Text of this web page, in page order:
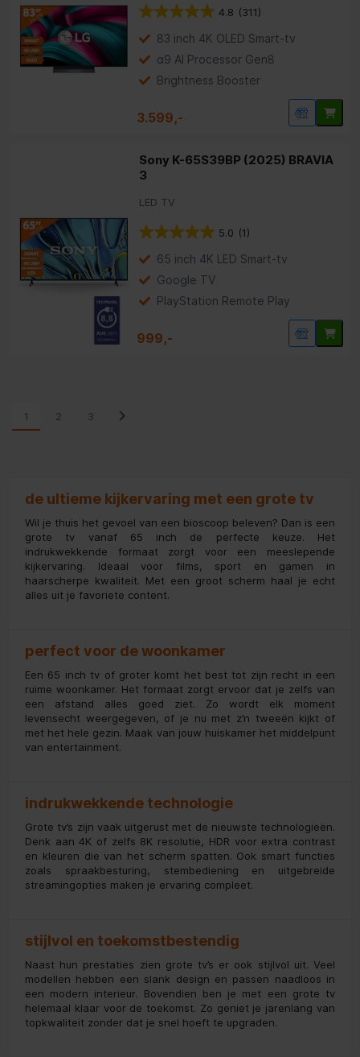
4.8 (311)
83 inch 4K OLED Smart-tv
α9 AI Processor Gen8
Brightness Booster
3.599,-
Sony K-65S39BP (2025) BRAVIA
3
LED TV
5.0 (1)
65 inch 4K LED Smart-tv
Google TV
PlayStation Remote Play
999,-
1 2 3
de ultieme kijkervaring met een grote tv
Wil je thuis het gevoel van een bioscoop beleven? Dan is een
grote tv vanaf 65 inch de perfecte keuze. Het
indrukwekkende formaat zorgt voor een meeslepende
kijkervaring. Ideaal voor films, sport en gamen in
haarscherpe kwaliteit. Met een groot scherm haal je echt
alles uit je favoriete content.
perfect voor de woonkamer
Een 65 inch tv of groter komt het best tot zijn recht in een
ruime woonkamer. Het formaat zorgt ervoor dat je zelfs van
een afstand alles goed ziet. Zo wordt elk moment
levensecht weergegeven, of je nu met z’n tweeën kijkt of
met het hele gezin. Maak van jouw huiskamer het middelpunt
van entertainment.
indrukwekkende technologie
Grote tv’s zijn vaak uitgerust met de nieuwste technologieën.
Denk aan 4K of zelfs 8K resolutie, HDR voor extra contrast
en kleuren die van het scherm spatten. Ook smart functies
zoals spraakbesturing, stembediening en uitgebreide
streamingopties maken je ervaring compleet.
stijlvol en toekomstbestendig
Naast hun prestaties zien grote tv’s er ook stijlvol uit. Veel
modellen hebben een slank design en passen naadloos in
een modern interieur. Bovendien ben je met een grote tv
helemaal klaar voor de toekomst. Zo geniet je jarenlang van
topkwaliteit zonder dat je snel hoeft te upgraden.